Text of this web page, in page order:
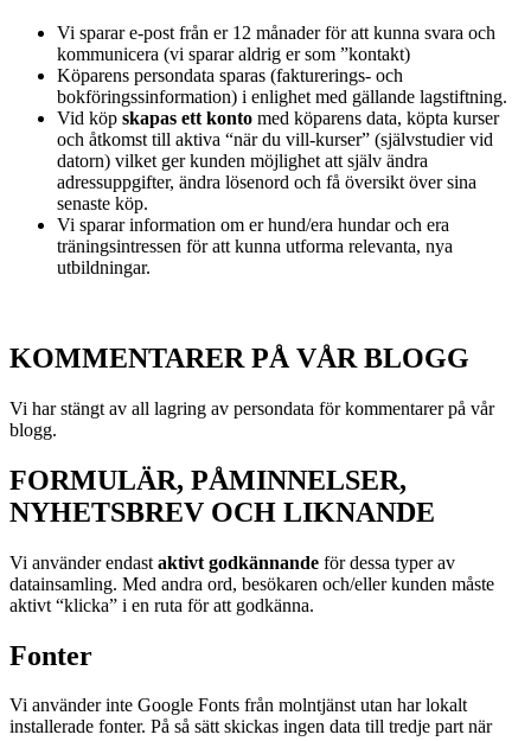
Vi sparar e-post från er 12 månader för att kunna svara och
kommunicera (vi sparar aldrig er som ”kontakt)
Köparens persondata sparas (fakturerings- och
bokföringssinformation) i enlighet med gällande lagstiftning.
Vid köp skapas ett konto med köparens data, köpta kurser
och åtkomst till aktiva “när du vill-kurser” (självstudier vid
datorn) vilket ger kunden möjlighet att själv ändra
adressuppgifter, ändra lösenord och få översikt över sina
senaste köp.
Vi sparar information om er hund/era hundar och era
träningsintressen för att kunna utforma relevanta, nya
utbildningar.
KOMMENTARER PÅ VÅR BLOGG
Vi har stängt av all lagring av persondata för kommentarer på vår
blogg.
FORMULÄR, PÅMINNELSER,
NYHETSBREV OCH LIKNANDE
Vi använder endast aktivt godkännande för dessa typer av
datainsamling. Med andra ord, besökaren och/eller kunden måste
aktivt “klicka” i en ruta för att godkänna.
Fonter
Vi använder inte Google Fonts från molntjänst utan har lokalt
installerade fonter. På så sätt skickas ingen data till tredje part när